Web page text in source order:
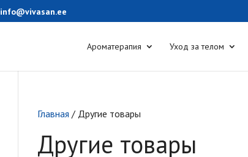
info@vivasan.ee
Ароматерапия Уход за телом
Главная / Другие товары
Другие товары